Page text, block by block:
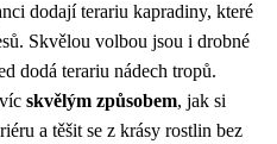
dodají terariu kapradiny, které
Skvělou volbou jsou i drobné
dodá terariu nádech tropů.
skvělým způsobem, jak si
a těšit se z krásy rostlin bez